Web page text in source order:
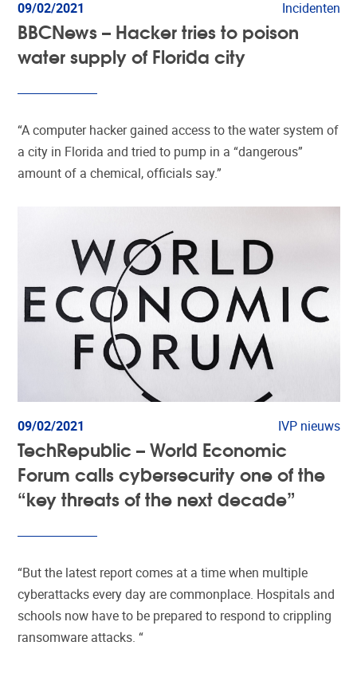
09/02/2021 Incidenten
BBCNews – Hacker tries to poison
water supply of Florida city
“A computer hacker gained access to the water system of
a city in Florida and tried to pump in a “dangerous”
amount of a chemical, officials say.”
09/02/2021 IVP nieuws
TechRepublic – World Economic
Forum calls cybersecurity one of the
“key threats of the next decade”
“But the latest report comes at a time when multiple
cyberattacks every day are commonplace. Hospitals and
schools now have to be prepared to respond to crippling
ransomware attacks. “